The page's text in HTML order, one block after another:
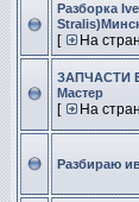
Разборка
[ На
ЗАПЧАСТИ
Мастер
[ На
Разбираю